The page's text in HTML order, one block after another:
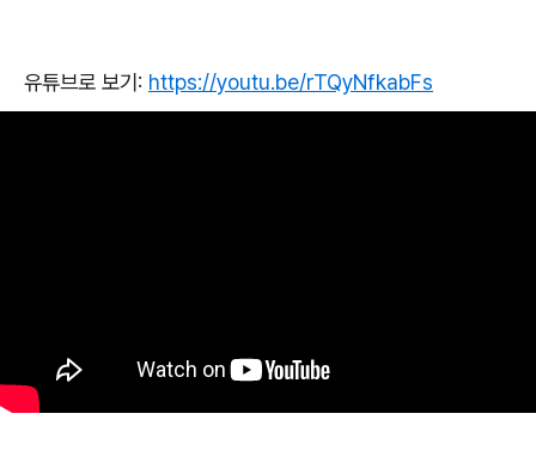
유튜브로 보기 : https://youtu.be/rTQyNfkabFs